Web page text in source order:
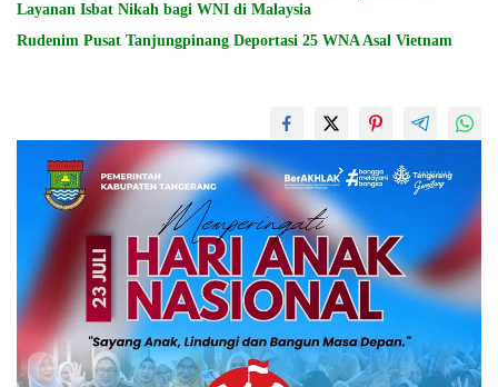
Layanan Isbat Nikah bagi WNI di Malaysia
Rudenim Pusat Tanjungpinang Deportasi 25 WNA Asal Vietnam